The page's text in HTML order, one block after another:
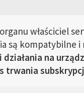
właściciel
są kompatybilne i
działania na
trwania